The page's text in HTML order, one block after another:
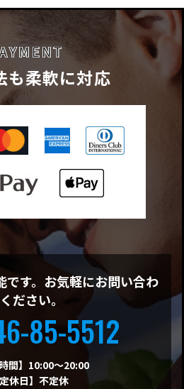
も柔軟に対応
です。お気軽にお問い合わ
ださい。
85-5512
時間】10:00～20:00
定休日】不定休